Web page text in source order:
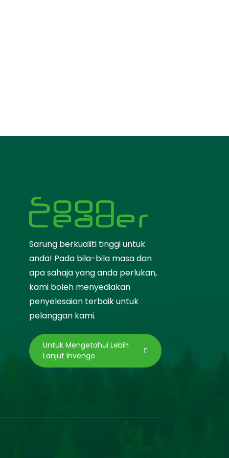
Sarung berkualiti tinggi untuk
anda! Pada bila-bila masa dan
apa sahaja yang anda perlukan,
kami boleh menyediakan
penyelesaian terbaik untuk
pelanggan kami.
Untuk Mengetahui Lebih
Lanjut Invengo